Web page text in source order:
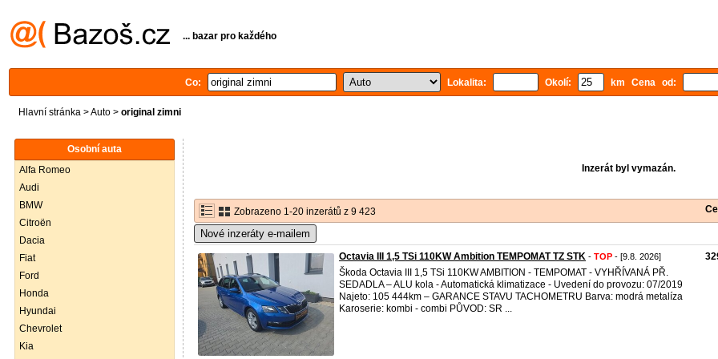
... bazar pro každého
Co: Lokalita: Okolí: km Cena od:
Hlavní stránka >Auto > original zimni
Osobní auta
Alfa Romeo
Audi
BMW
Citroën
Dacia
Fiat
Ford
Honda
Hyundai
Chevrolet
Kia
Inzerát byl vymazán.
Zobrazeno 1-20 inzerátů z 9 423
Nové inzeráty e-mailem
Octavia III 1,5 TSi 110KW Ambition TEMPOMAT TZ STK - TOP - [9.8. 2026]
Škoda Octavia III 1,5 TSi 110KW AMBITION - TEMPOMAT - VYHŘÍVANÁ PŘ.
SEDADLA – ALU kola - Automatická klimatizace - Uvedení do provozu: 07/2019
Najeto: 105 444km – GARANCE STAVU TACHOMETRU Barva: modrá metalíza
Karoserie: kombi - combi PŮVOD: SR ...